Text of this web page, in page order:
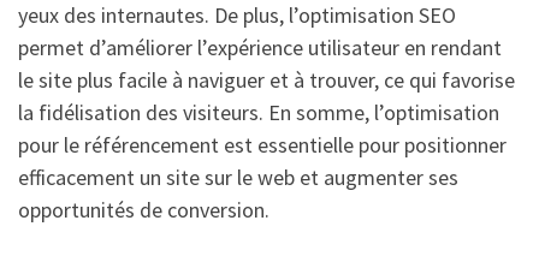
yeux des internautes. De plus, l’optimisation SEO
permet d’améliorer l’expérience utilisateur en rendant
le site plus facile à naviguer et à trouver, ce qui favorise
la fidélisation des visiteurs. En somme, l’optimisation
pour le référencement est essentielle pour positionner
efficacement un site sur le web et augmenter ses
opportunités de conversion.